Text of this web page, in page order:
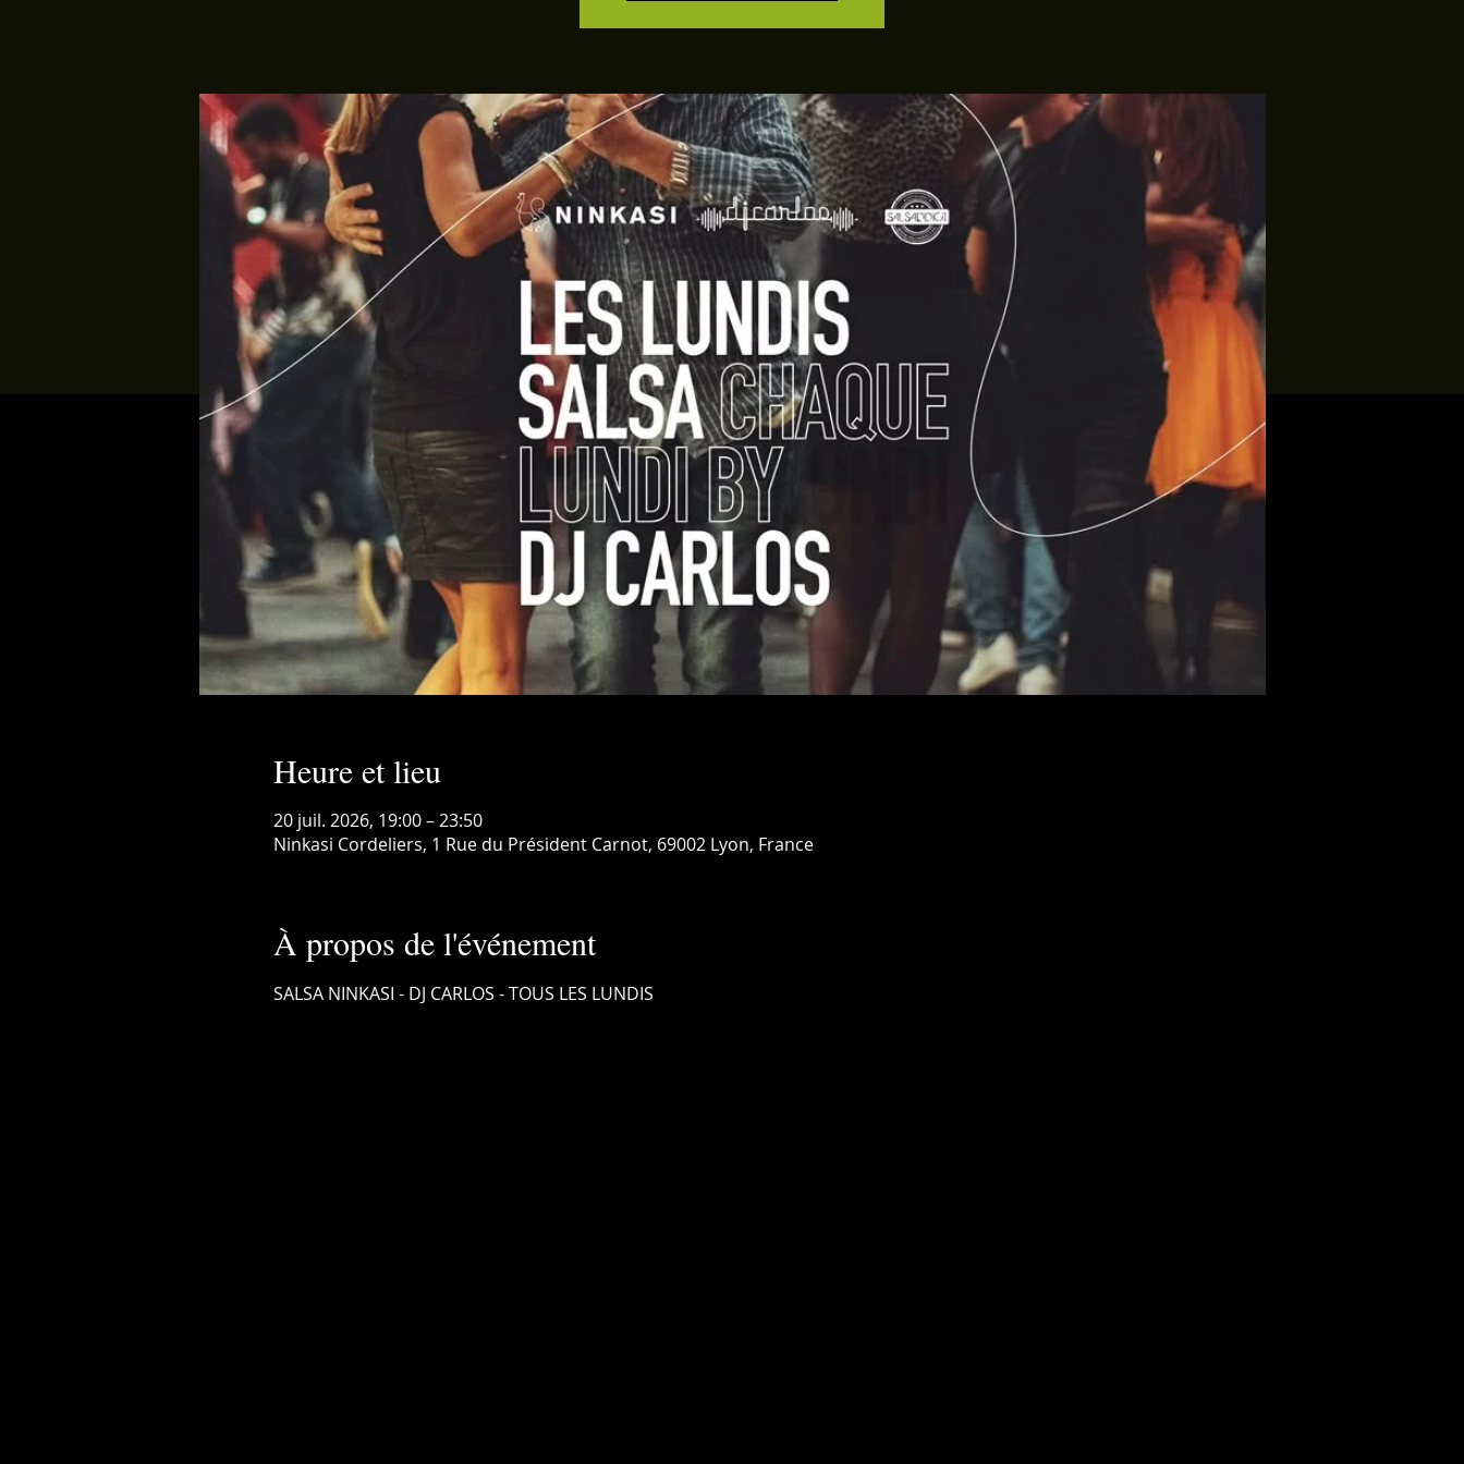
Heure et lieu
20 juil. 2026, 19:00 – 23:50
Ninkasi Cordeliers, 1 Rue du Président Carnot, 69002 Lyon, France
À propos de l'événement
SALSA NINKASI - DJ CARLOS - TOUS LES LUNDIS